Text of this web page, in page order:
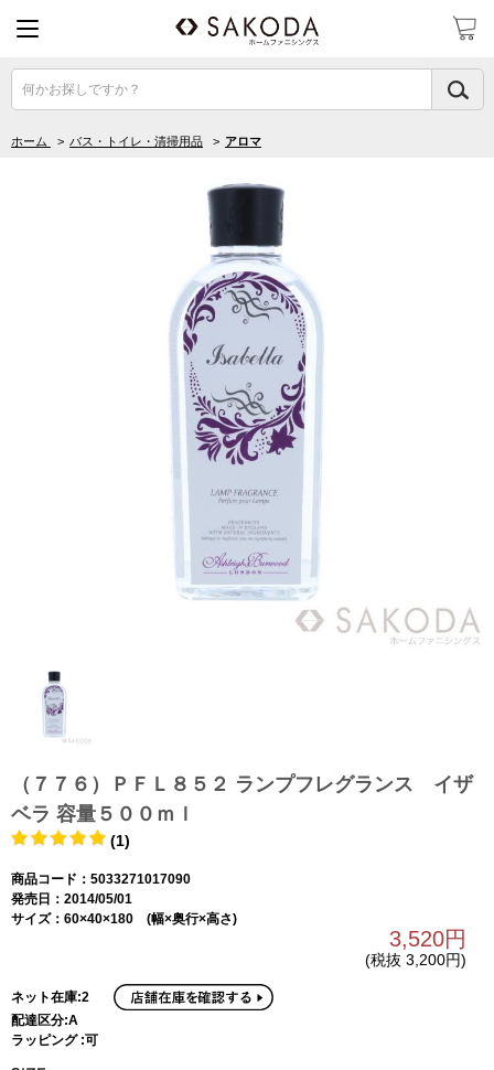
何かお探しですか？
ホーム > バス・トイレ・清掃用品 > アロマ
（７７６）ＰＦＬ８５２ ランプフレグランス イザ
ベラ 容量５００ｍｌ
(1)
商品コード：5033271017090
発売日：2014/05/01
サイズ：60×40×180 (幅×奥行×高さ)
3,520円
(税抜 3,200円)
ネット在庫:2
配達区分:A
ラッピング :可